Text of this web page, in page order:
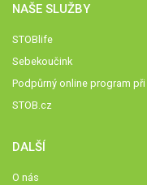
NAŠE SLUŽBY
STOBlife
Sebekoučink
Podpůrný online program
STOB.cz
DALŠÍ
O nás